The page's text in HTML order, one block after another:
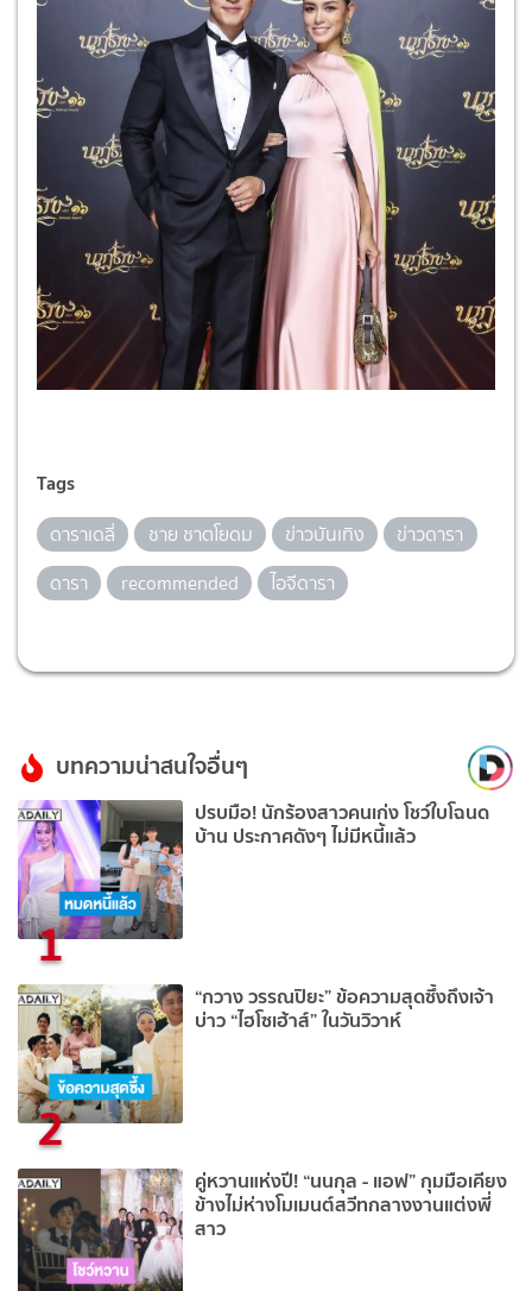
Tags
ดาราเดลี่ ชาย ชาตโยดม ข่าวบันเทิง
ข่าวดารา
ดารา
recommended ไอจีดารา
บทความน่าสนใจอื่นๆ
1
ปรบมือ! นักร้องสาวคนเก่ง โชว์ใบโฉนด
บ้าน ประกาศดังๆ ไม่มีหนี้แล้ว
2
“กวาง วรรณปิยะ” ข้อความสุดซึ้งถึงเจ้า
บ่าว “ไฮโซเฮ้าส์” ในวันวิวาห์
คู่หวานแห่งปี! “นนกุล - แอฟ” กุมมือเคียง
ข้างไม่ห่างโมเมนต์สวีทกลางงานแต่งพี่
สาว